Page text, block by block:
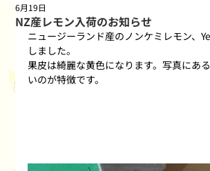
NZ産レモン入荷のお知らせ
6月19日
ニュージーランド産のノンケミレモン、
しました。
果皮は綺麗な黄色になります。写真にあ
いのが特徴です。